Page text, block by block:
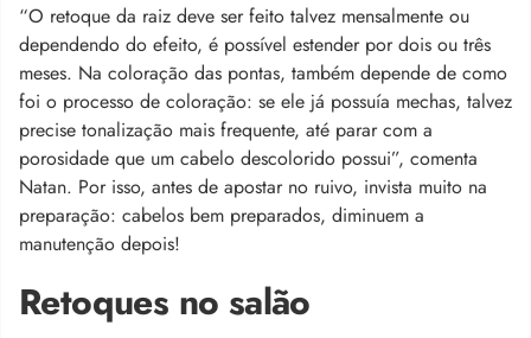
“O retoque da raiz deve ser feito talvez mensalmente ou
dependendo do efeito, é possível estender por dois ou três
meses. Na coloração das pontas, também depende de como
foi o processo de coloração: se ele já possuía mechas, talvez
precise tonalização mais frequente, até parar com a
porosidade que um cabelo descolorido possui”, comenta
Natan. Por isso, antes de apostar no ruivo, invista muito na
preparação: cabelos bem preparados, diminuem a
manutenção depois!
Retoques no salão